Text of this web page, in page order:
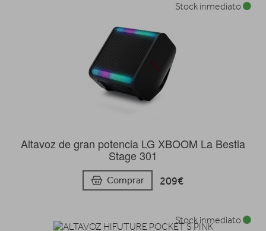
Altavoz de gran potencia LG XBOOM La Bestia
Stage 301
Comprar 209€
Stock inmediato
Stock inmediato